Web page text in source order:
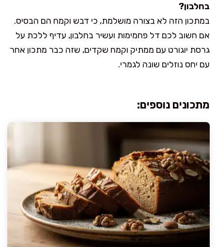
בחלבון?
במתכון הזה לא בצורה מושלמת, כי דבש וקמח הם הבסיס.
אם חשוב לכם דל פחמימות ועשיר בחלבון, עדיף ללכת על
גרסת יוגורט עם ממתיק וקמח שקדים, שזה כבר מתכון אחר
עם יחס נוזלים שונה לגמרי.
מתכונים נוספים: